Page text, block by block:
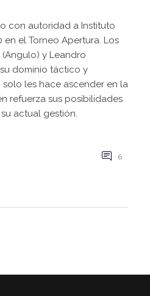
con autoridad a Instituto
el Torneo Apertura. Los
y Leandro
dominio táctico y
solo les hace ascender en la
refuerza sus posibilidades
actual gestión.
6